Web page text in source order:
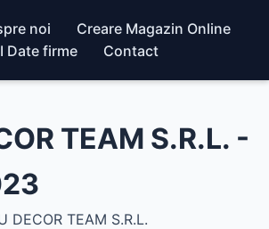
noi
Creare Magazin Online
Date firme
Contact
TEAM S.R.L. -
DECOR TEAM S.R.L.